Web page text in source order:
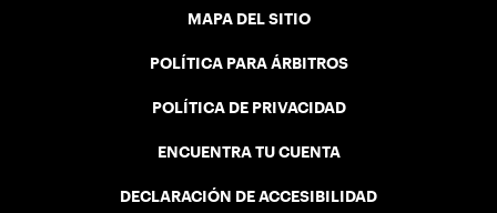
MAPA DEL SITIO
POLÍTICA PARA ÁRBITROS
POLÍTICA DE PRIVACIDAD
ENCUENTRA TU CUENTA
DECLARACIÓN DE ACCESIBILIDAD